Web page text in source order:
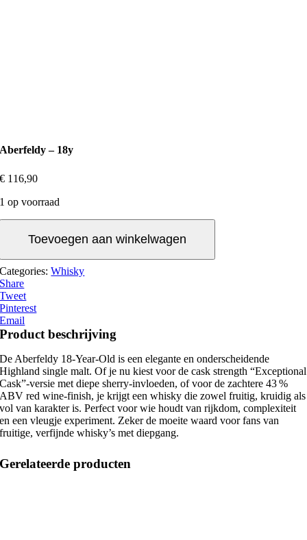
Aberfeldy – 18y
€ 116,90
1 op voorraad
Toevoegen aan winkelwagen
Categories:Whisky
Share
Tweet
Pinterest
Email
Product beschrijving
De Aberfeldy 18-Year-Old is een elegante en onderscheidende
Highland single malt. Of je nu kiest voor de cask strength “Exceptional
Cask”-versie met diepe sherry-invloeden, of voor de zachtere 43 %
ABV red wine-finish, je krijgt een whisky die zowel fruitig, kruidig als
vol van karakter is. Perfect voor wie houdt van rijkdom, complexiteit
en een vleugje experiment. Zeker de moeite waard voor fans van
fruitige, verfijnde whisky’s met diepgang.
Gerelateerde producten